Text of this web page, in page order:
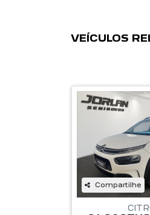
VEÍCULOS
Compartilhe